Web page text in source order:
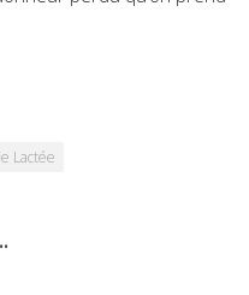
Lactée